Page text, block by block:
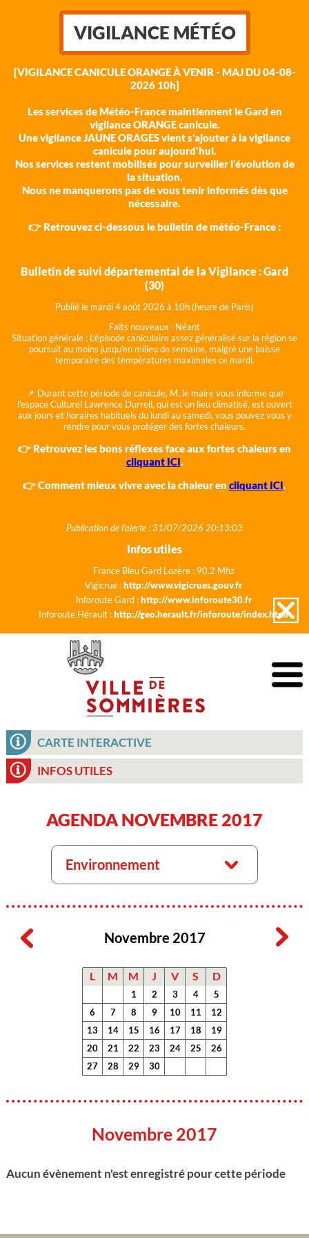
VIGILANCE MÉTÉO
[VIGILANCE CANICULE ORANGE À VENIR - MAJ DU 04-08-
2026 10h]
Les services de Météo-France maintiennent le Gard en
vigilance ORANGE canicule.
Une vigilance JAUNE ORAGES vient s'ajouter à la vigilance
canicule pour aujourd'hui.
Nos services restent mobilisés pour surveiller l'évolution de
la situation.
Nous ne manquerons pas de vous tenir informés dès que
nécessaire.
👉 Retrouvez ci-dessous le bulletin de météo-France :
Bulletin de suivi départemental de la Vigilance : Gard
(30)
Publié le mardi 4 août 2026 à 10h (heure de Paris)
Faits nouveaux : Néant
Situation générale : L'épisode caniculaire assez généralisé sur la région se
poursuit au moins jusqu'en milieu de semaine, malgré une baisse
temporaire des températures maximales ce mardi.
📌 Durant cette période de canicule, M. le maire vous informe que
l'espace Culturel Lawrence Durrell, qui est un lieu climatisé, est ouvert
aux jours et horaires habituels du lundi au samedi, vous pouvez vous y
rendre pour vous protéger des fortes chaleurs.
👉 Retrouvez les bons réflexes face aux fortes chaleurs en
cliquant ICI.
👉 Comment mieux vivre avec la chaleur en cliquant ICI.
Publication de l'alerte : 31/07/2026 20:13:03
Infos utiles
France Bleu Gard Lozère : 90.2 Mhz
Vigicrue :http://www.vigicrues.gouv.fr
Inforoute Gard :http://www.inforoute30.fr
Inforoute Hérault :http://geo.herault.fr/inforoute/index.html
CARTE INTERACTIVE
INFOS UTILES
AGENDA NOVEMBRE 2017
Environnement
Novembre 2017
L M M J V S D
1 2 3 4
5
6
7 8 9 10 11
12
13
14 15 16 17 18
19
20
21 22 23 24 25
26
27
28 29 30
Novembre 2017
Aucun évènement n'est enregistré pour cette période